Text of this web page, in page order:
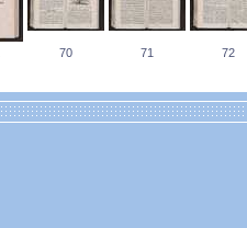
70 71 72